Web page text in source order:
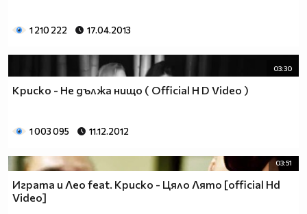
1 210 222 17.04.2013
03:30
Криско - Не дължа нищо ( Official H D Video )
1 003 095 11.12.2012
03:51
Играта и Лео feat. Криско - Цяло Лято [official Hd
Video]